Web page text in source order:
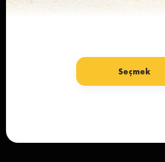
Seçmek